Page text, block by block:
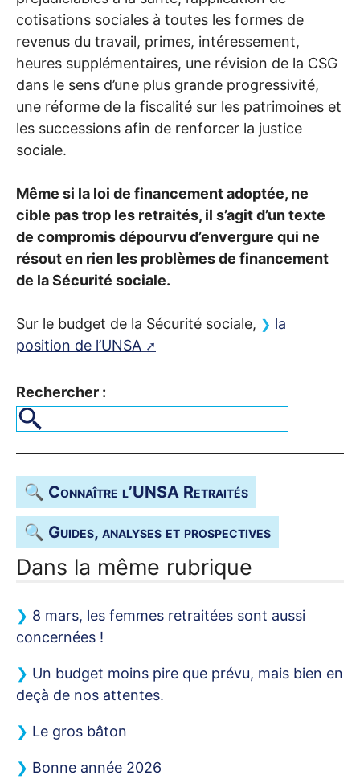
cotisations sociales à toutes les formes de
revenus du travail, primes, intéressement,
heures supplémentaires, une révision de la CSG
dans le sens d’une plus grande progressivité,
une réforme de la fiscalité sur les patrimoines et
les successions afin de renforcer la justice
sociale.
Même si la loi de financement adoptée, ne
cible pas trop les retraités, il s’agit d’un texte
de compromis dépourvu d’envergure qui ne
résout en rien les problèmes de financement
de la Sécurité sociale.
Sur le budget de la Sécurité sociale,
la
position de l’UNSA
Rechercher :
🔍 Connaître l’UNSA Retraités
🔍 Guides, analyses et prospectives
Dans la même rubrique
8 mars, les femmes retraitées sont aussi
concernées !
Un budget moins pire que prévu, mais bien en
deçà de nos attentes.
Le gros bâton
Bonne année 2026